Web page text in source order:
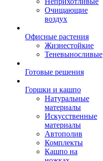
Очищающие
воздух
Офисные растения
Жизнестойкие
Теневыносливые
Готовые решения
Горшки и кашпо
Натуральные
материалы
Искусственные
материалы
Автополив
Комплекты
Кашпо на